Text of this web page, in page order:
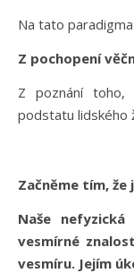
Na tato
Z pochopení
Z poznání
podstatu lidského
Začněme tím,
Naše
vesmírné
vesmíru. Jejím